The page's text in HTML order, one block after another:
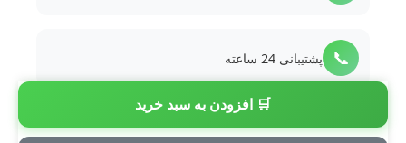
🛒 افزودن به سبد خرید
📞 پشتیبانی 24 ساعته
💳 پرداخت امن